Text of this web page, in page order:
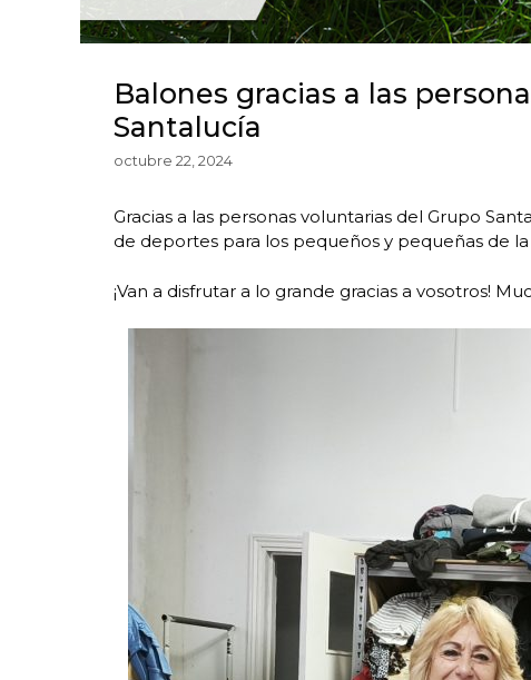
Balones gracias a las
Santalucía
octubre 22, 2024
Gracias a las personas voluntarias del Grupo
de deportes para los pequeños y pequeñas de
¡Van a disfrutar a lo grande gracias a vosotros!